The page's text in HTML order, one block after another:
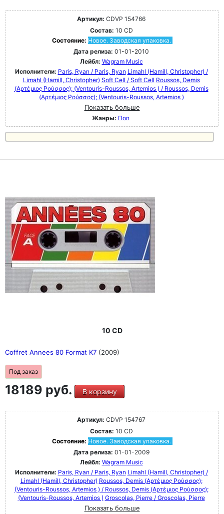
Артикул: CDVP 154766
Состав: 10 CD
Состояние: Новое. Заводская упаковка.
Дата релиза: 01-01-2010
Лейбл: Wagram Music
Исполнители: Paris, Ryan / Paris, Ryan Limahl (Hamill, Christopher) /
Limahl (Hamill, Christopher) Soft Cell / Soft Cell Roussos, Demis
(Αρτέμιος Ρούσσος); (Ventouris-Roussos, Artemios ) / Roussos, Demis
(Αρτέμιος Ρούσσος); (Ventouris-Roussos, Artemios )
Показать больше
Жанры: Поп
10 CD
Coffret Annees 80 Format K7 (2009)
Под заказ
18189 руб. В корзину
Артикул: CDVP 154767
Состав: 10 CD
Состояние: Новое. Заводская упаковка.
Дата релиза: 01-01-2009
Лейбл: Wagram Music
Исполнители: Paris, Ryan / Paris, Ryan Limahl (Hamill, Christopher) /
Limahl (Hamill, Christopher) Roussos, Demis (Αρτέμιος Ρούσσος);
(Ventouris-Roussos, Artemios ) / Roussos, Demis (Αρτέμιος Ρούσσος);
(Ventouris-Roussos, Artemios ) Groscolas, Pierre / Groscolas, Pierre
Показать больше